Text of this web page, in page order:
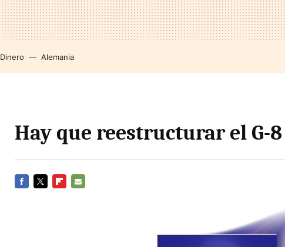
Dinero Alemania
Hay que reestructurar el G-8